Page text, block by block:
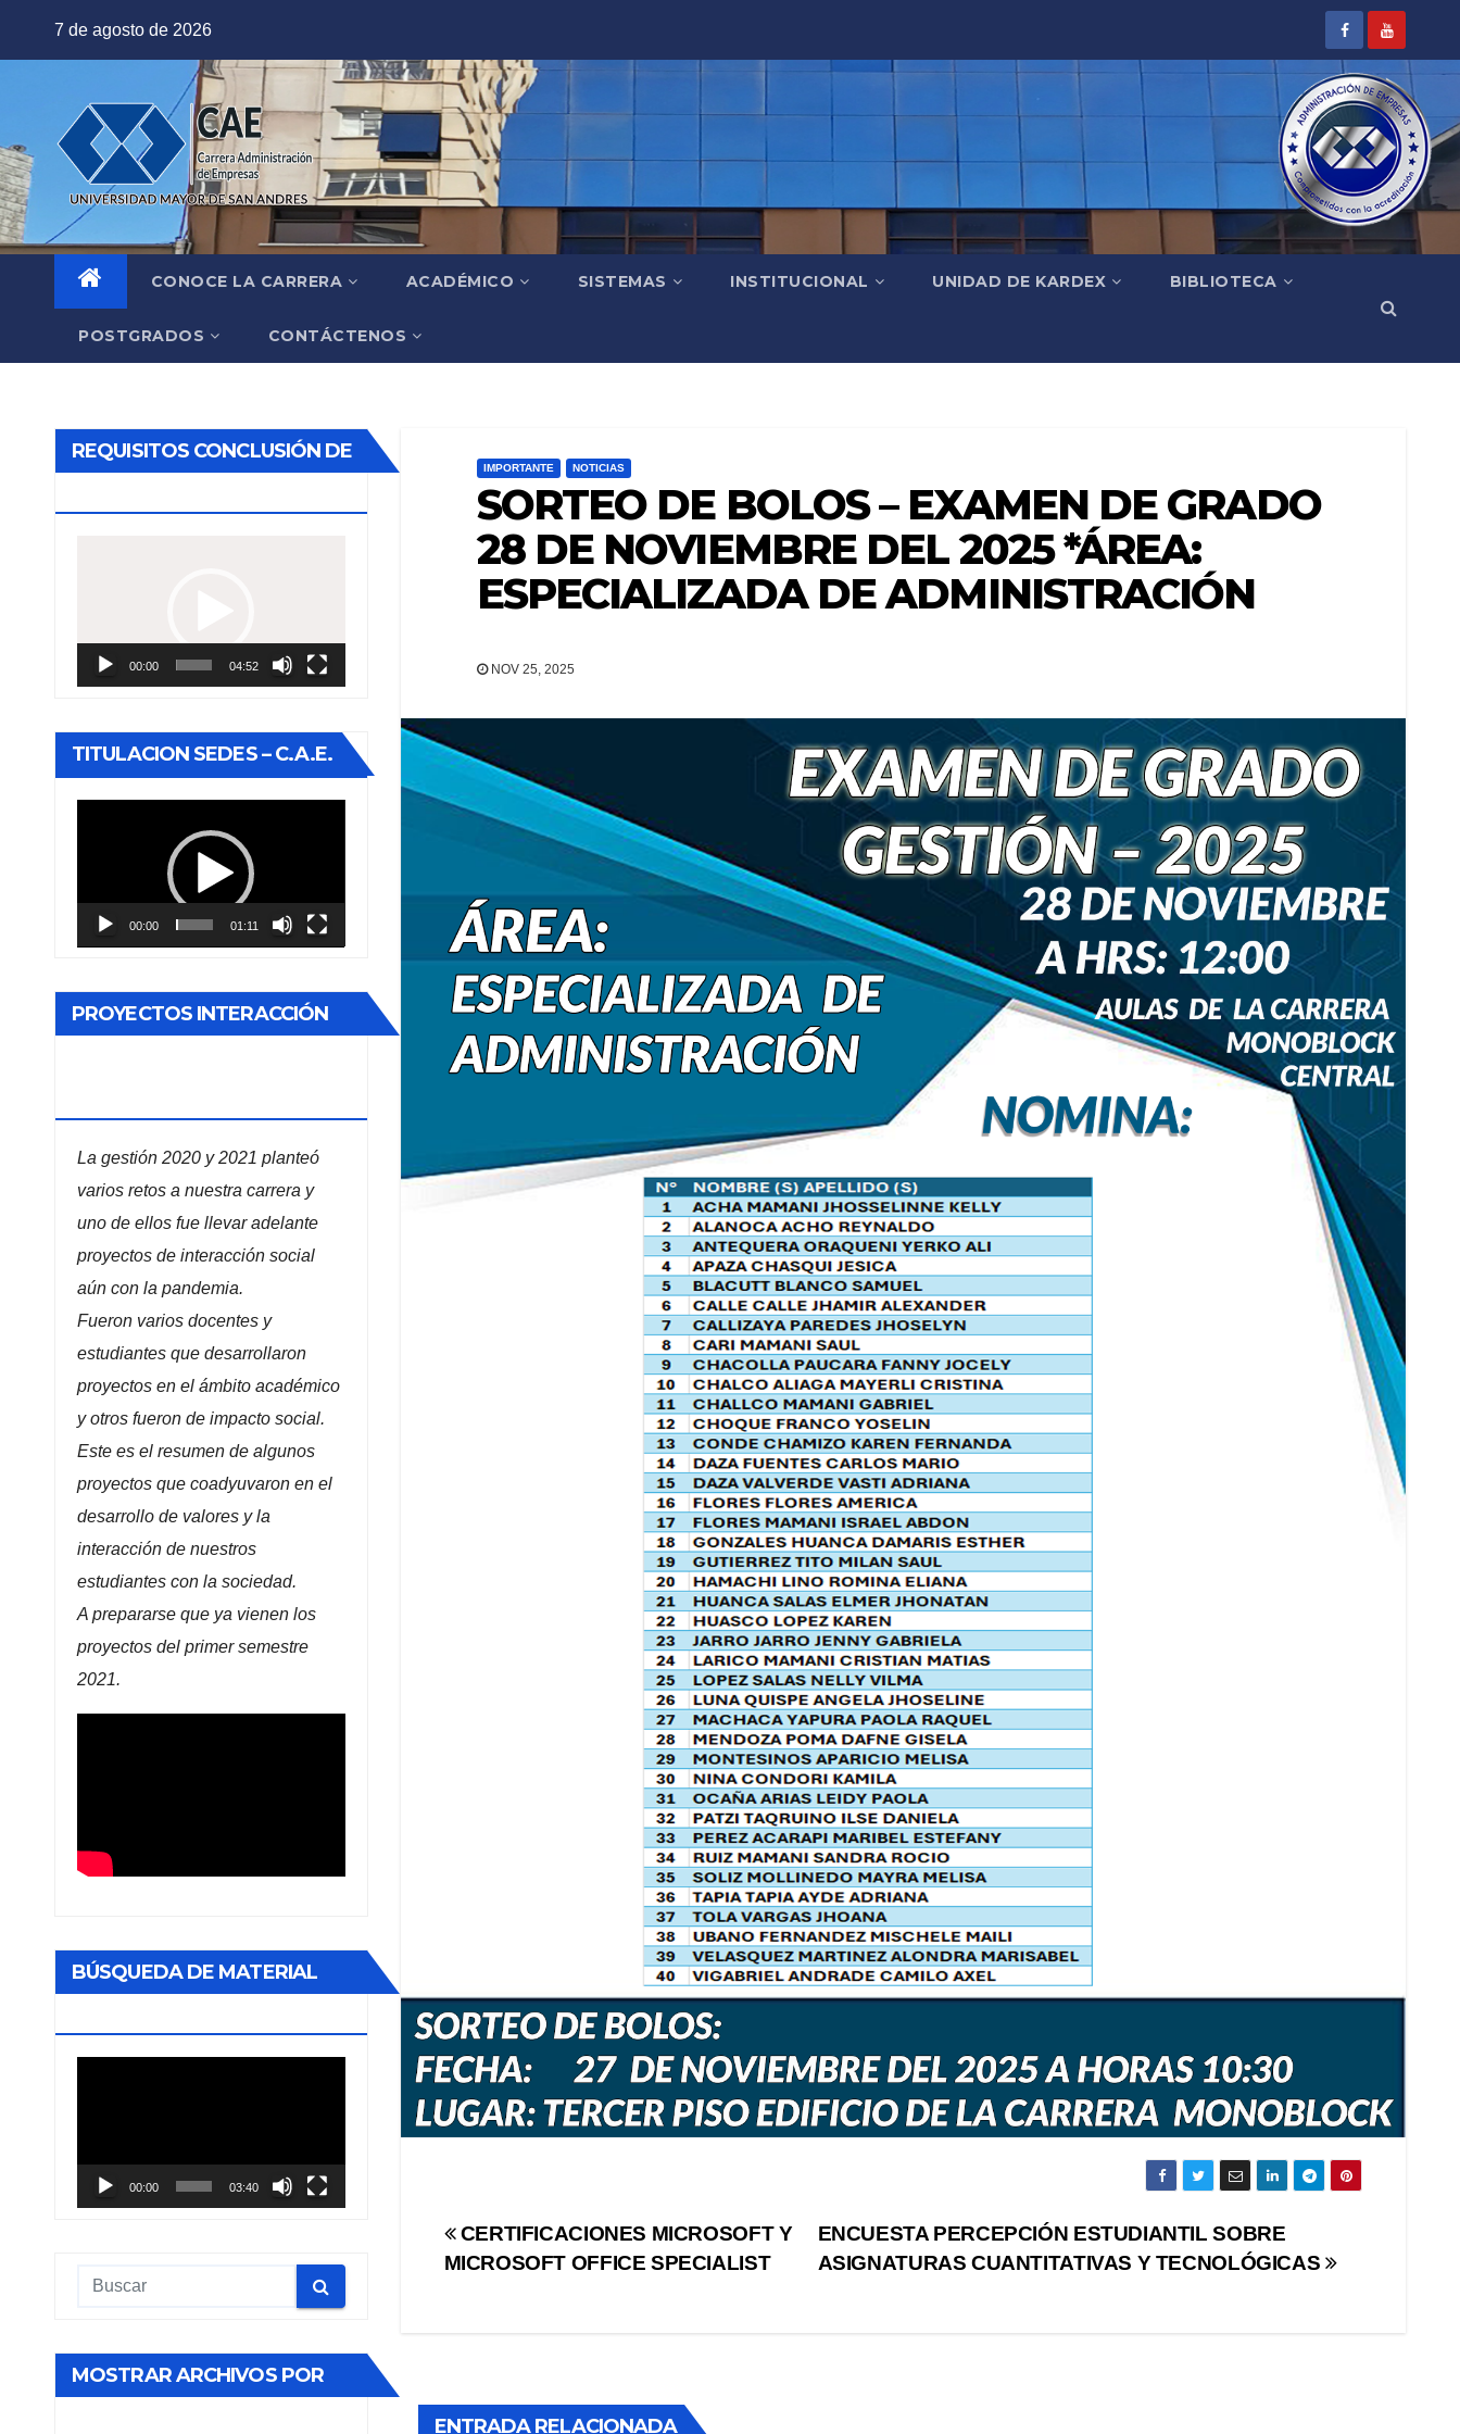
7 de agosto de 2026
CONOCE LA CARRERA ACADÉMICO SISTEMAS INSTITUCIONAL UNIDAD DE KARDEX BIBLIOTECA
POSTGRADOS CONTÁCTENOS
REQUISITOS CONCLUSIÓN DE
00:00 04:52
TITULACION SEDES – C.A.E.
00:00 01:11
PROYECTOS INTERACCIÓN
La gestión 2020 y 2021 planteó
varios retos a nuestra carrera y
uno de ellos fue llevar adelante
proyectos de interacción social
aún con la pandemia.
Fueron varios docentes y
estudiantes que desarrollaron
proyectos en el ámbito académico
y otros fueron de impacto social.
Este es el resumen de algunos
proyectos que coadyuvaron en el
desarrollo de valores y la
interacción de nuestros
estudiantes con la sociedad.
A prepararse que ya vienen los
proyectos del primer semestre
2021.
BÚSQUEDA DE MATERIAL
00:00 03:40
MOSTRAR ARCHIVOS POR
IMPORTANTE NOTICIAS
SORTEO DE BOLOS – EXAMEN DE GRADO
28 DE NOVIEMBRE DEL 2025 *ÁREA:
ESPECIALIZADA DE ADMINISTRACIÓN
NOV 25, 2025
Navegación
ENCUESTA PERCEPCIÓN ESTUDIANTIL SOBRE
ASIGNATURAS CUANTITATIVAS Y TECNOLÓGICAS
CERTIFICACIONES MICROSOFT Y
MICROSOFT OFFICE SPECIALIST
ENTRADA RELACIONADA